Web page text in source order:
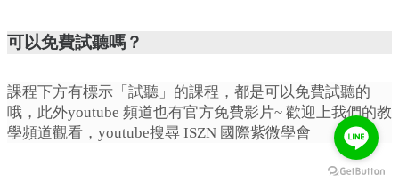
可以免費試聽嗎？
課程下方有標示「試聽」的課程，都是可以免費試聽的
哦，此外youtube 頻道也有官方免費影片~ 歡迎上我們的教
學頻道觀看，youtube搜尋 ISZN 國際紫微學會